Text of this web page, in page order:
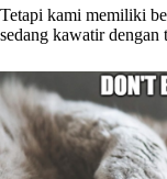
Tetapi kami memiliki
sedang kawatir dengan